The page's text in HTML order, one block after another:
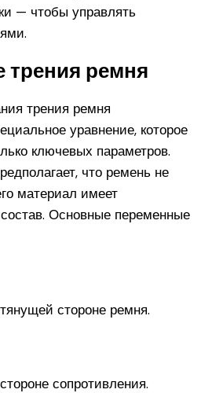
— чтобы управлять
трения ремня
трения ремня
уравнение, которое
ключевых параметров.
что ремень не
материал имеет
Основные переменные
стороне ремня.
сопротивления.